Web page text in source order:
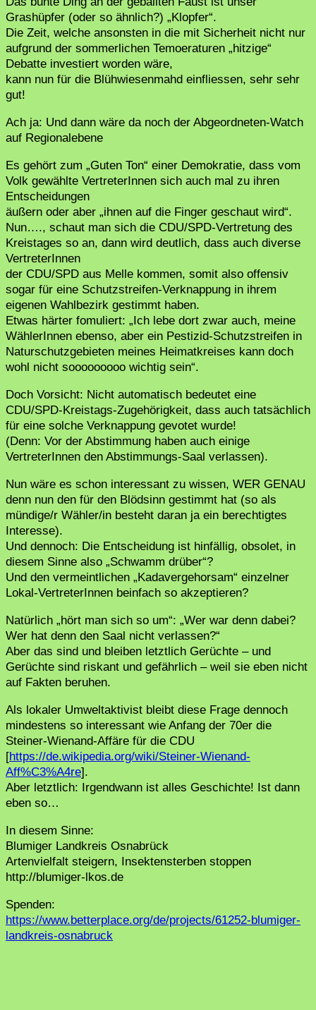
Grashüpfer (oder so ähnlich?) „Klopfer“.
Die Zeit, welche ansonsten in die mit Sicherheit nicht nur
aufgrund der sommerlichen Temoeraturen „hitzige“
Debatte investiert worden wäre,
kann nun für die Blühwiesenmahd einfliessen, sehr sehr
gut!
Ach ja: Und dann wäre da noch der Abgeordneten-Watch
auf Regionalebene
Es gehört zum „Guten Ton“ einer Demokratie, dass vom
Volk gewählte VertreterInnen sich auch mal zu ihren
Entscheidungen
äußern oder aber „ihnen auf die Finger geschaut wird“.
Nun…., schaut man sich die CDU/SPD-Vertretung des
Kreistages so an, dann wird deutlich, dass auch diverse
VertreterInnen
der CDU/SPD aus Melle kommen, somit also offensiv
sogar für eine Schutzstreifen-Verknappung in ihrem
eigenen Wahlbezirk gestimmt haben.
Etwas härter fomuliert: „Ich lebe dort zwar auch, meine
WählerInnen ebenso, aber ein Pestizid-Schutzstreifen in
Naturschutzgebieten meines Heimatkreises kann doch
wohl nicht sooooooooo wichtig sein“.
Doch Vorsicht: Nicht automatisch bedeutet eine
CDU/SPD-Kreistags-Zugehörigkeit, dass auch tatsächlich
für eine solche Verknappung gevotet wurde!
(Denn: Vor der Abstimmung haben auch einige
VertreterInnen den Abstimmungs-Saal verlassen).
Nun wäre es schon interessant zu wissen, WER GENAU
denn nun den für den Blödsinn gestimmt hat (so als
mündige/r Wähler/in besteht daran ja ein berechtigtes
Interesse).
Und dennoch: Die Entscheidung ist hinfällig, obsolet, in
diesem Sinne also „Schwamm drüber“?
Und den vermeintlichen „Kadavergehorsam“ einzelner
Lokal-VertreterInnen beinfach so akzeptieren?
Natürlich „hört man sich so um“: „Wer war denn dabei?
Wer hat denn den Saal nicht verlassen?“
Aber das sind und bleiben letztlich Gerüchte – und
Gerüchte sind riskant und gefährlich – weil sie eben nicht
auf Fakten beruhen.
Als lokaler Umweltaktivist bleibt diese Frage dennoch
mindestens so interessant wie Anfang der 70er die
Steiner-Wienand-Affäre für die CDU
[https://de.wikipedia.org/wiki/Steiner-Wienand-
Aff%C3%A4re].
Aber letztlich: Irgendwann ist alles Geschichte! Ist dann
eben so…
In diesem Sinne:
Blumiger Landkreis Osnabrück
Artenvielfalt steigern, Insektensterben stoppen
http://blumiger-lkos.de
Spenden:
https://www.betterplace.org/de/projects/61252-blumiger-
landkreis-osnabruck